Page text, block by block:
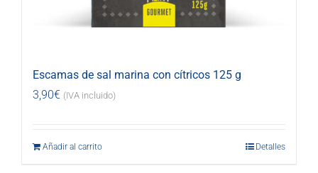
Escamas de sal marina con cítricos 125 g
3,90€ (IVA incluido)
Añadir al carrito Detalles